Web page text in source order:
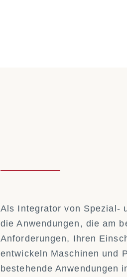
Als Integrator von Spezial-
die Anwendungen, die am
Anforderungen, Ihren
entwickeln Maschinen und
bestehende Anwendungen